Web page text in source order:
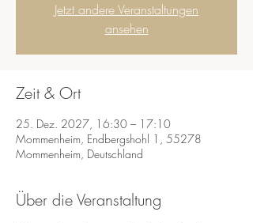
Jetzt andere Veranstaltungen
ansehen
Zeit & Ort
25. Dez. 2027, 16:30 – 17:10
Mommenheim, Endbergshohl 1, 55278
Mommenheim, Deutschland
Über die Veranstaltung